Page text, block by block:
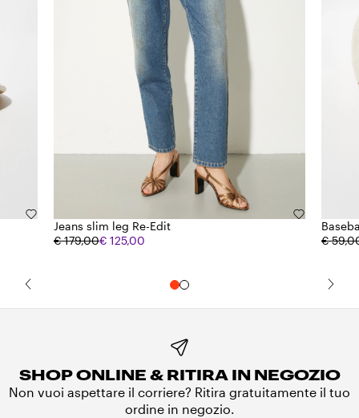
Jeans slim leg Re-Edit
€ 179,00€ 125,00
€
SHOP ONLINE & RITIRA IN NEGOZIO
Non vuoi aspettare il corriere? Ritira gratuitamente il tuo
ordine in negozio.